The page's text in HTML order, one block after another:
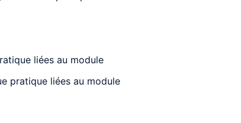
liées au module
pratique liées au module